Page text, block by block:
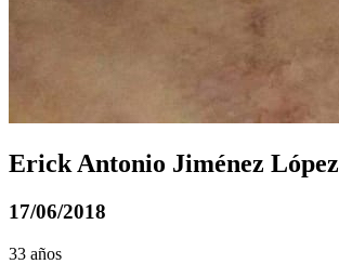
Erick Antonio Jiménez López
17/06/2018
33 años